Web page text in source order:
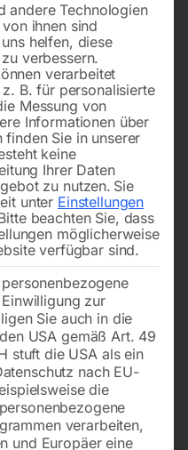
zu Untertopf
andere Technologien
ihnen sind
helfen, diese
verbessern.
verarbeitet
B. für personalisierte
Messung von
Informationen über
finden Sie in unserer
keine
Ihrer Daten
zu nutzen. Sie
unter Einstellungen
beachten Sie, dass
möglicherweise
verfügbar sind.
zur
Sie auch in die
USA gemäß Art. 49
stuft die USA als ein
nach EU-
die
verarbeiten,
und Europäer eine